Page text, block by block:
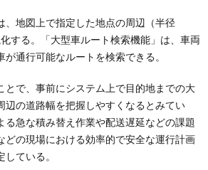
、地図上で指定した地点の周辺（半径
する。「大型車ルート検索機能」は、車両
通行可能なルートを検索できる。
とで、事前にシステム上で目的地までの大
辺の道路幅を把握しやすくなるとみてい
る急な積み替え作業や配送遅延などの課題
どの現場における効率的で安全な運行計画
ている。